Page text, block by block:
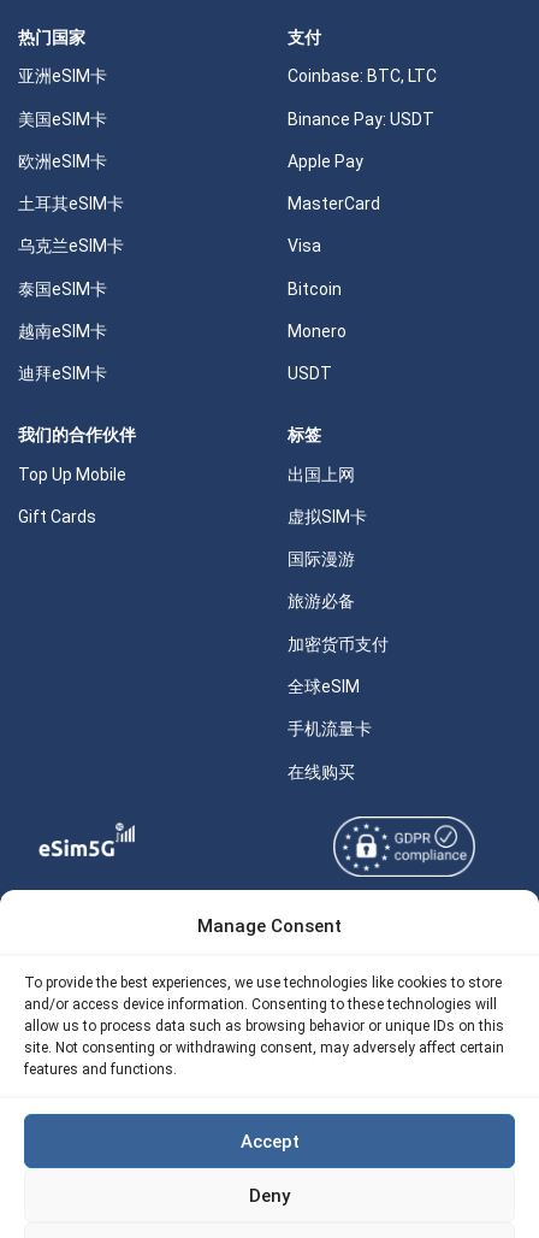
Manage Consent
To provide the best experiences, we use technologies like cookies to store
and/or access device information. Consenting to these technologies will
allow us to process data such as browsing behavior or unique IDs on this
site. Not consenting or withdrawing consent, may adversely affect certain
features and functions.
Accept
Deny
热门国家
亚洲eSIM卡
美国eSIM卡
欧洲eSIM卡
土耳其eSIM卡
乌克兰eSIM卡
泰国eSIM卡
越南eSIM卡
迪拜eSIM卡
支付
Coinbase: BTC, LTC
Binance Pay: USDT
Apple Pay
MasterCard
Visa
Bitcoin
Monero
USDT
我们的合作伙伴
Top Up Mobile
Gift Cards
标签
出国上网
虚拟SIM卡
国际漫游
旅游必备
加密货币支付
全球eSIM
手机流量卡
在线购买
Your Tickets
免费eSIM流量计算器
我们的 API
eSIM5G 退款政策
Copyright © 2026
使用条款
隐私政策
Site Map